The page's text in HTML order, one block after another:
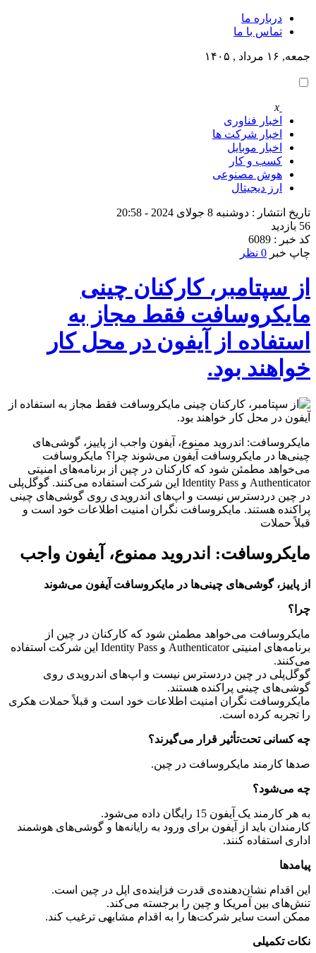
درباره ما
تماس با ما
جمعه, ۱۶ مرداد , ۱۴۰۵
x
اخبار فناوری
اخبار شرکت ها
اخبار موبایل
کسب و کار
هوش مصنوعی
ارز دیجیتال
تاریخ انتشار : دوشنبه 8 جولای 2024 - 20:58
56 بازدید
کد خبر : 6089
چاپ خبر 0 نظر
از سپتامبر، کارکنان چینی
مایکروسافت فقط مجاز به
استفاده از آیفون در محل کار
خواهند بود.
مایکروسافت: اندروید ممنوع، آیفون واجب از پاییز، گوشی‌های
چینی‌ها در مایکروسافت آیفون می‌شوند چرا؟ مایکروسافت
می‌خواهد مطمئن شود که کارکنان در چین از برنامه‌های امنیتی
Authenticator و Identity Pass این شرکت استفاده می‌کنند. گوگل‌پلی
در چین دردسترس نیست و اپ‌های اندرویدی روی گوشی‌های چینی
پراکنده هستند. مایکروسافت نگران امنیت اطلاعات خود است و
قبلاً حملات
مایکروسافت: اندروید ممنوع، آیفون واجب
از پاییز، گوشی‌های چینی‌ها در مایکروسافت آیفون می‌شوند
چرا؟
مایکروسافت می‌خواهد مطمئن شود که کارکنان در چین از
برنامه‌های امنیتی Authenticator و Identity Pass این شرکت استفاده
می‌کنند.
گوگل‌پلی در چین دردسترس نیست و اپ‌های اندرویدی روی
گوشی‌های چینی پراکنده هستند.
مایکروسافت نگران امنیت اطلاعات خود است و قبلاً حملات هکری
را تجربه کرده است.
چه کسانی تحت‌تأثیر قرار می‌گیرند؟
صدها کارمند مایکروسافت در چین.
چه می‌شود؟
به هر کارمند یک آیفون 15 رایگان داده می‌شود.
کارمندان باید از آیفون برای ورود به رایانه‌ها و گوشی‌های هوشمند
اداری استفاده کنند.
پیامدها
این اقدام نشان‌دهنده‌ی قدرت فزاینده‌ی اپل در چین است.
تنش‌های بین آمریکا و چین را برجسته می‌کند.
ممکن است سایر شرکت‌ها را به اقدام مشابهی ترغیب کند.
نکات تکمیلی